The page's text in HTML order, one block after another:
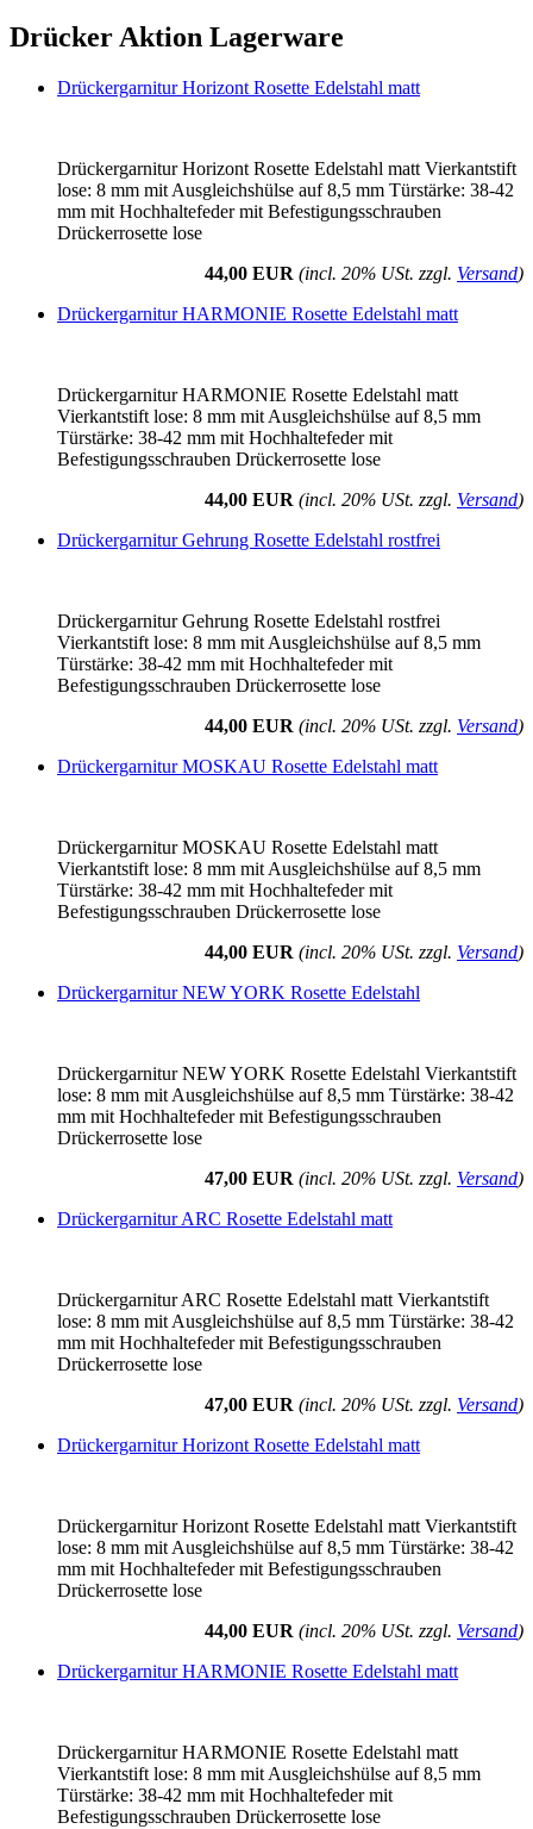
Drücker Aktion Lagerware
Drückergarnitur Horizont Rosette Edelstahl matt
Drückergarnitur Horizont Rosette Edelstahl matt Vierkantstift
lose: 8 mm mit Ausgleichshülse auf 8,5 mm Türstärke: 38-42
mm mit Hochhaltefeder mit Befestigungsschrauben
Drückerrosette lose
44,00 EUR (incl. 20% USt. zzgl. Versand)
Drückergarnitur HARMONIE Rosette Edelstahl matt
Drückergarnitur HARMONIE Rosette Edelstahl matt
Vierkantstift lose: 8 mm mit Ausgleichshülse auf 8,5 mm
Türstärke: 38-42 mm mit Hochhaltefeder mit
Befestigungsschrauben Drückerrosette lose
44,00 EUR (incl. 20% USt. zzgl. Versand)
Drückergarnitur Gehrung Rosette Edelstahl rostfrei
Drückergarnitur Gehrung Rosette Edelstahl rostfrei
Vierkantstift lose: 8 mm mit Ausgleichshülse auf 8,5 mm
Türstärke: 38-42 mm mit Hochhaltefeder mit
Befestigungsschrauben Drückerrosette lose
44,00 EUR (incl. 20% USt. zzgl. Versand)
Drückergarnitur MOSKAU Rosette Edelstahl matt
Drückergarnitur MOSKAU Rosette Edelstahl matt
Vierkantstift lose: 8 mm mit Ausgleichshülse auf 8,5 mm
Türstärke: 38-42 mm mit Hochhaltefeder mit
Befestigungsschrauben Drückerrosette lose
44,00 EUR (incl. 20% USt. zzgl. Versand)
Drückergarnitur NEW YORK Rosette Edelstahl
Drückergarnitur NEW YORK Rosette Edelstahl Vierkantstift
lose: 8 mm mit Ausgleichshülse auf 8,5 mm Türstärke: 38-42
mm mit Hochhaltefeder mit Befestigungsschrauben
Drückerrosette lose
47,00 EUR (incl. 20% USt. zzgl. Versand)
Drückergarnitur ARC Rosette Edelstahl matt
Drückergarnitur ARC Rosette Edelstahl matt Vierkantstift
lose: 8 mm mit Ausgleichshülse auf 8,5 mm Türstärke: 38-42
mm mit Hochhaltefeder mit Befestigungsschrauben
Drückerrosette lose
47,00 EUR (incl. 20% USt. zzgl. Versand)
Drückergarnitur Horizont Rosette Edelstahl matt
Drückergarnitur Horizont Rosette Edelstahl matt Vierkantstift
lose: 8 mm mit Ausgleichshülse auf 8,5 mm Türstärke: 38-42
mm mit Hochhaltefeder mit Befestigungsschrauben
Drückerrosette lose
44,00 EUR (incl. 20% USt. zzgl. Versand)
Drückergarnitur HARMONIE Rosette Edelstahl matt
Drückergarnitur HARMONIE Rosette Edelstahl matt
Vierkantstift lose: 8 mm mit Ausgleichshülse auf 8,5 mm
Türstärke: 38-42 mm mit Hochhaltefeder mit
Befestigungsschrauben Drückerrosette lose